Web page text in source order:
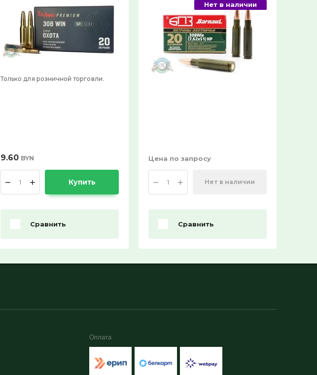
Спецпредложение:
Результатов на странице:
Только для розничной торговли.
9.60 BYN
− + Купить
Сравнить
Нет в наличии
Цена по запросу
− + Нет в наличии
Сравнить
Оплата